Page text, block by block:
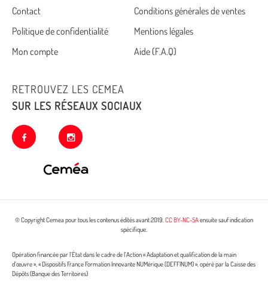
Cemea
footer
Contact
Conditions générales de ventes
Politique de confidentialité
Mentions légales
Mon compte
Aide (F.A.Q)
RETROUVEZ LES CEMEA
SUR LES RÉSEAUX SOCIAUX
facebook instagram
© Copyright Cemea pour tous les contenus édités avant 2019.CC BY-NC-SAensuite sauf indication
spécifique.
Opération financée par l’État dans le cadre de l’Action « Adaptation et qualification de la main
d’œuvre », « Dispositifs France Formation Innovante NUMérique (DEFFINUM) », opéré par la Caisse des
Dépôts (Banque des Territoires)